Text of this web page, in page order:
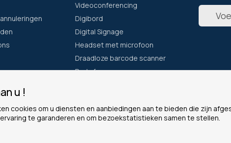
u !
cookies om u diensten en aanbiedingen aan te bieden die zijn
te garanderen en om bezoekstatistieken samen te stellen.
Videoconferencing
Digibord
Digital Signage
Headset met microfoon
Draadloze barcode scanner
Portofoon
Abonneer
op
Eenvoudig bestellen
Cookies